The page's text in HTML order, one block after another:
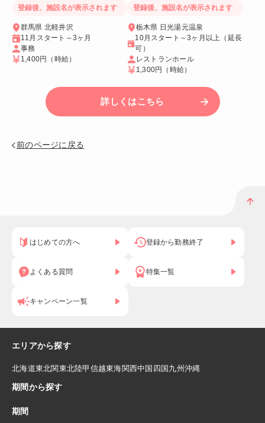
登録後、施設名が表示されます
群馬県 北軽井沢
11月スタート～3ヶ月
事務
1,400円
（時給）
登録後、施設名が表示されます
栃木県 日光湯元温泉
10月スタート～3ヶ月以上（延長
可）
レストランホール
1,300円
（時給）
詳しくはこちら
前のページに戻る
はじめての方へ 登録から勤務終了
よくある質問 特集一覧
キャンペーン一覧
エリアから探す
北海道東北関東北陸甲信越東海関西中国 四国 九州 沖縄
期間から探す
期間